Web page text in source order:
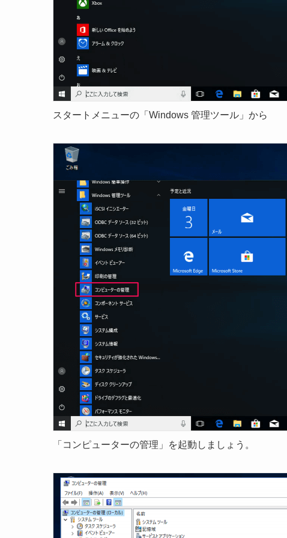
スタートメニューの「Windows 管理ツール」から
「コンピューターの管理」を起動しましょう。